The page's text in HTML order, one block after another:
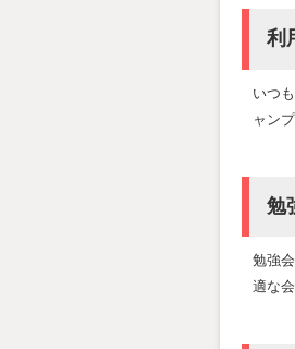
利
いつ
ャン
勉
勉強
適な